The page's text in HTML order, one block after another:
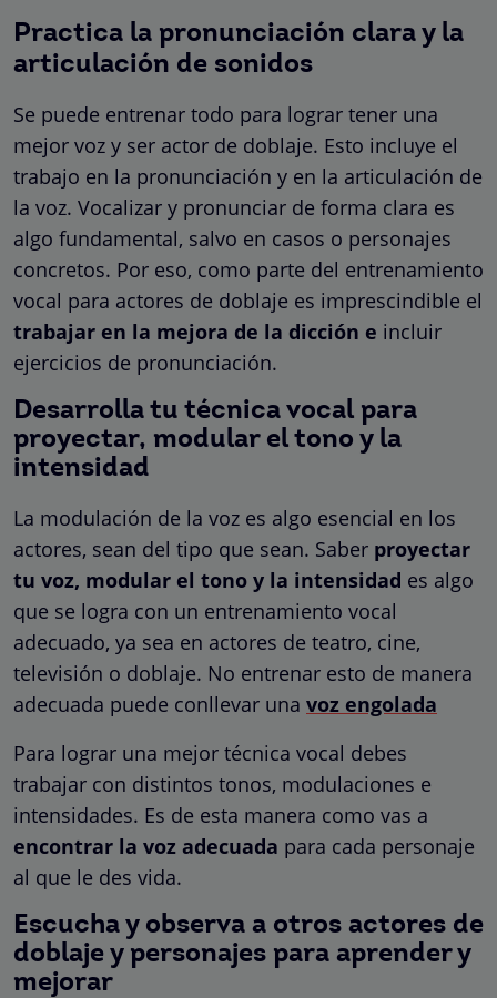
Practica la pronunciación clara y la
articulación de sonidos
Se puede entrenar todo para lograr tener una
mejor voz y ser actor de doblaje. Esto incluye el
trabajo en la pronunciación y en la articulación de
la voz. Vocalizar y pronunciar de forma clara es
algo fundamental, salvo en casos o personajes
concretos. Por eso, como parte del entrenamiento
vocal para actores de doblaje es imprescindible el
trabajar en la mejora de la dicción e incluir
ejercicios de pronunciación.
Desarrolla tu técnica vocal para
proyectar, modular el tono y la
intensidad
La modulación de la voz es algo esencial en los
actores, sean del tipo que sean. Saber proyectar
tu voz, modular el tono y la intensidad es algo
que se logra con un entrenamiento vocal
adecuado, ya sea en actores de teatro, cine,
televisión o doblaje. No entrenar esto de manera
adecuada puede conllevar una voz engolada
Para lograr una mejor técnica vocal debes
trabajar con distintos tonos, modulaciones e
intensidades. Es de esta manera como vas a
encontrar la voz adecuada para cada personaje
al que le des vida.
Escucha y observa a otros actores de
doblaje y personajes para aprender y
mejorar